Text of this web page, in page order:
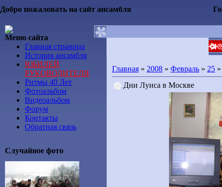
Добро пожаловать на сайт ансамбля
Меню сайта
Главная страница
История ансамбля
ЮБИЛЕЙ
РУКОВОДИТЕЛЯ
Ритмы 40 Лет
Фотоальбом
Видеоальбом
Форум
Контакты
Обратная связь
Случайное фото
Главная » 2008 » Февраль » 25
Дни Луиса в Москве